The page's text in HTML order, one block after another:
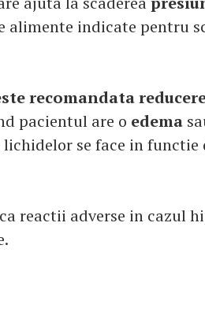
alimente indicate pentru
recomandata
pacientul are o edema
se face in functie
reactii adverse in cazul